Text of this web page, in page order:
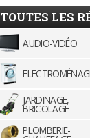
TOUTES LES
AUDIO-VIDÉO
JARDINAGE,
BRICOLAGE
PLOMBERIE-